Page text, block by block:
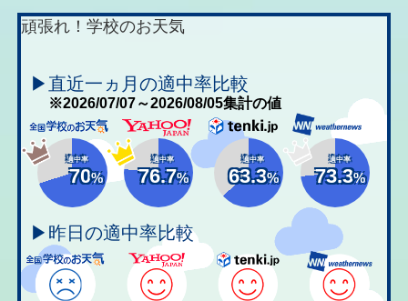
頑張れ！学校のお天気
▶直近一ヵ月の適中率比較
※2026/07/07～2026/08/05集計の値
適中率
70%
適中率
76.7%
適中率
63.3%
適中率
73.3%
▶昨日の適中率比較